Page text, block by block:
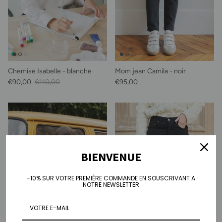
Chemise Isabelle - blanche
Prix soldé
€90,00 Prix habituel
€110,00
Mom jean Camila - noir
Prix habituel
€95,00
BIENVENUE
-10% SUR VOTRE PREMIÈRE COMMANDE EN SOUSCRIVANT A
NOTRE NEWSLETTER